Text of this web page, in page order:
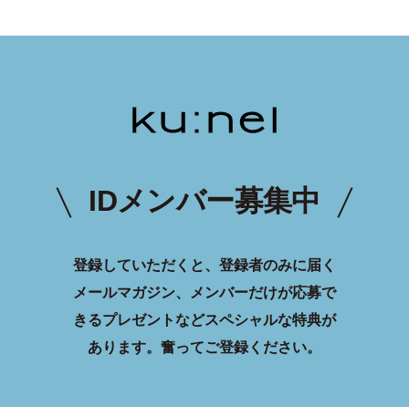
IDメンバー募集中
登録していただくと、登録者のみに届く
メールマガジン、メンバーだけが応募で
きるプレゼントなどスペシャルな特典が
あります。 奮ってご登録ください。